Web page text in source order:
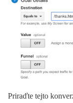
Priraďte tejto